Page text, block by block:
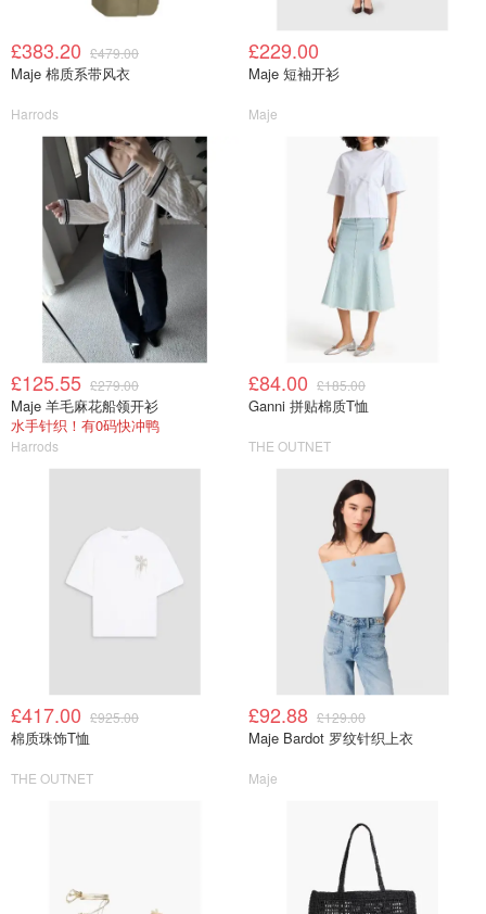
£383.20 £479.00
Maje 棉质系带风衣
Harrods
£229.00
Maje 短袖开衫
Maje
£125.55 £279.00
Maje 羊毛麻花船领开衫
水手针织！有0码快冲鸭
Harrods
£84.00 £185.00
Ganni 拼贴棉质T恤
THE OUTNET
£417.00 £925.00
棉质珠饰T恤
THE OUTNET
£92.88 £129.00
Maje Bardot 罗纹针织上衣
Maje